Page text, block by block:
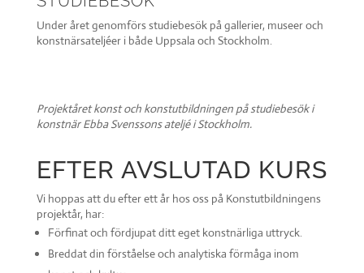
Under året genomförs studiebesök på gallerier, museer och
konstnärsateljéer i både Uppsala och Stockholm.
Projektåret konst och konstutbildningen på studiebesök i
konstnär Ebba Svenssons ateljé i Stockholm.
EFTER AVSLUTAD KURS
Vi hoppas att du efter ett år hos oss på Konstutbildningens
projektår, har:
Förfinat och fördjupat ditt eget konstnärliga uttryck.
Breddat din förståelse och analytiska förmåga inom